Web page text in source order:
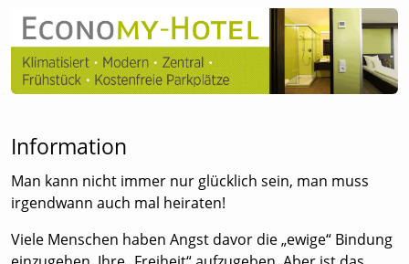
Information
Man kann nicht immer nur glücklich sein, man muss
irgendwann auch mal heiraten!
Viele Menschen haben Angst davor die „ewige“ Bindung